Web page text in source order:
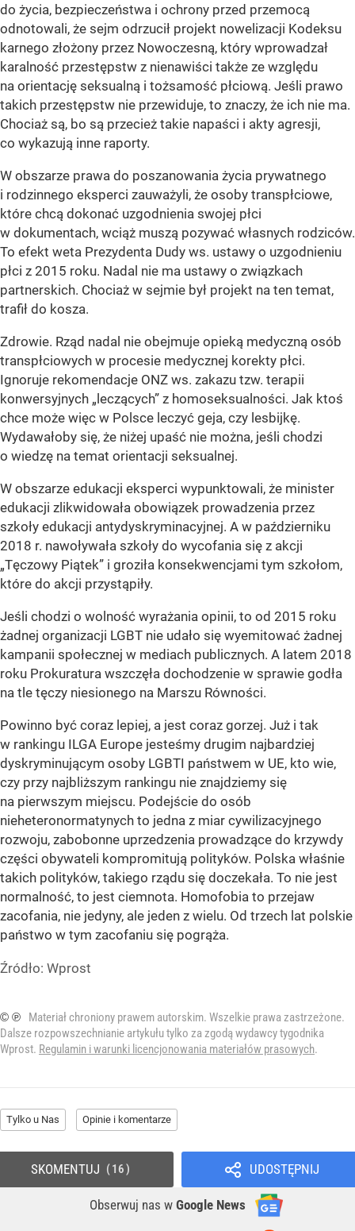
do życia, bezpieczeństwa i ochrony przed przemocą
odnotowali, że sejm odrzucił projekt nowelizacji Kodeksu
karnego złożony przez Nowoczesną, który wprowadzał
karalność przestępstw z nienawiści także ze względu
na orientację seksualną i tożsamość płciową. Jeśli prawo
takich przestępstw nie przewiduje, to znaczy, że ich nie ma.
Chociaż są, bo są przecież takie napaści i akty agresji,
co wykazują inne raporty.
W obszarze prawa do poszanowania życia prywatnego
i rodzinnego eksperci zauważyli, że osoby transpłciowe,
które chcą dokonać uzgodnienia swojej płci
w dokumentach, wciąż muszą pozywać własnych rodziców.
To efekt weta Prezydenta Dudy ws. ustawy o uzgodnieniu
płci z 2015 roku. Nadal nie ma ustawy o związkach
partnerskich. Chociaż w sejmie był projekt na ten temat,
trafił do kosza.
Zdrowie. Rząd nadal nie obejmuje opieką medyczną osób
transpłciowych w procesie medycznej korekty płci.
Ignoruje rekomendacje ONZ ws. zakazu tzw. terapii
konwersyjnych „leczących” z homoseksualności. Jak ktoś
chce może więc w Polsce leczyć geja, czy lesbijkę.
Wydawałoby się, że niżej upaść nie można, jeśli chodzi
o wiedzę na temat orientacji seksualnej.
W obszarze edukacji eksperci wypunktowali, że minister
edukacji zlikwidowała obowiązek prowadzenia przez
szkoły edukacji antydyskryminacyjnej. A w październiku
2018 r. nawoływała szkoły do wycofania się z akcji
„Tęczowy Piątek” i groziła konsekwencjami tym szkołom,
które do akcji przystąpiły.
Jeśli chodzi o wolność wyrażania opinii, to od 2015 roku
żadnej organizacji LGBT nie udało się wyemitować żadnej
kampanii społecznej w mediach publicznych. A latem 2018
roku Prokuratura wszczęła dochodzenie w sprawie godła
na tle tęczy niesionego na Marszu Równości.
Powinno być coraz lepiej, a jest coraz gorzej. Już i tak
w rankingu ILGA Europe jesteśmy drugim najbardziej
dyskryminującym osoby LGBTI państwem w UE, kto wie,
czy przy najbliższym rankingu nie znajdziemy się
na pierwszym miejscu. Podejście do osób
nieheteronormatynych to jedna z miar cywilizacyjnego
rozwoju, zabobonne uprzedzenia prowadzące do krzywdy
części obywateli kompromitują polityków. Polska właśnie
takich polityków, takiego rządu się doczekała. To nie jest
normalność, to jest ciemnota. Homofobia to przejaw
zacofania, nie jedyny, ale jeden z wielu. Od trzech lat polskie
państwo w tym zacofaniu się pogrąża.
Źródło: Wprost
© ℗
Materiał chroniony prawem autorskim. Wszelkie prawa zastrzeżone.
Dalsze rozpowszechnianie artykułu tylko za zgodą wydawcy tygodnika
Wprost. Regulamin i warunki licencjonowania materiałów prasowych.
Tylko u Nas Opinie i komentarze
UDOSTĘPNIJ
Obserwuj nas w Google News
SKOMENTUJ 16